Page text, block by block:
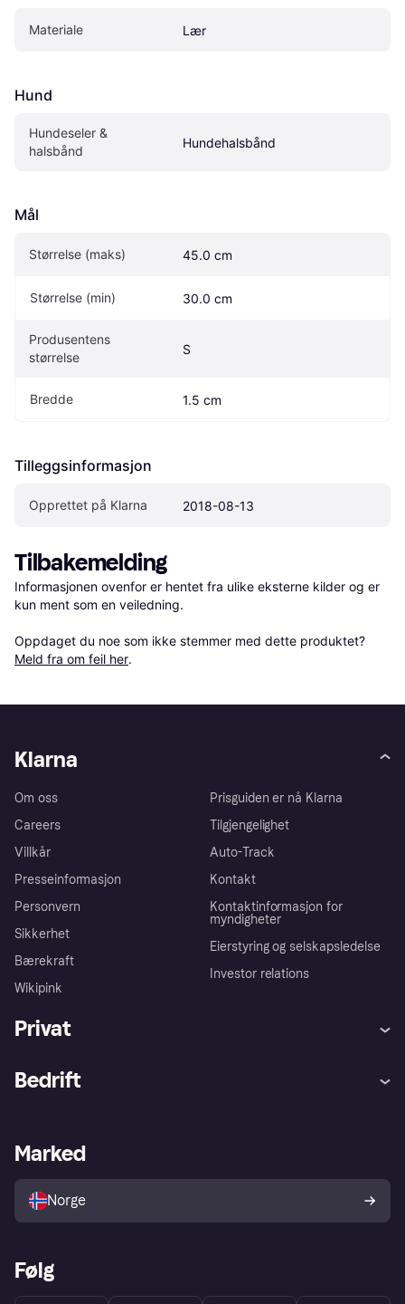
Materiale Lær
Hund
Hundeseler &
halsbånd
Hundehalsbånd
Mål
Størrelse (maks) 45.0 cm
Størrelse (min) 30.0 cm
Produsentens
størrelse
S
Bredde 1.5 cm
Tilleggsinformasjon
Opprettet på Klarna 2018-08-13
Tilbakemelding
Informasjonen ovenfor er hentet fra ulike eksterne kilder og er
kun ment som en veiledning.
Oppdaget du noe som ikke stemmer med dette produktet?
Meld fra om feil her.
Klarna
Om oss
Careers
Villkår
Presseinformasjon
Personvern
Sikkerhet
Bærekraft
Wikipink
Prisguiden er nå Klarna
Tilgjengelighet
Auto-Track
Kontakt
Kontaktinformasjon for
myndigheter
Eierstyring og selskapsledelse
Investor relations
Privat
Utforsk butikker
Bedrift
Merchant portal
Marked
Norge
Følg